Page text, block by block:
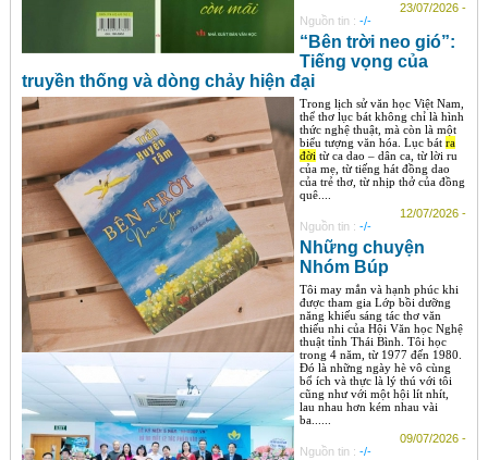
23/07/2026 -
Nguồn tin : -/-
“Bên trời neo gió”:
Tiếng vọng của
truyền thống và dòng chảy hiện đại
Trong lịch sử văn học Việt Nam,
thể thơ lục bát không chỉ là hình
thức nghệ thuật, mà còn là một
biểu tượng văn hóa. Lục bát ra
đờitừ ca dao – dân ca, từ lời ru
của mẹ, từ tiếng hát đồng dao
của trẻ thơ, từ nhịp thở của đồng
quê....
12/07/2026 -
Nguồn tin : -/-
Những chuyện
Nhóm Búp
Tôi may mắn và hạnh phúc khi
được tham gia Lớp bồi dưỡng
năng khiếu sáng tác thơ văn
thiếu nhi của Hội Văn học Nghệ
thuật tỉnh Thái Bình. Tôi học
trong 4 năm, từ 1977 đến 1980.
Đó là những ngày hè vô cùng
bổ ích và thực là lý thú với tôi
cũng như với một hội lít nhít,
lau nhau hơn kém nhau vài
ba......
09/07/2026 -
Nguồn tin : -/-